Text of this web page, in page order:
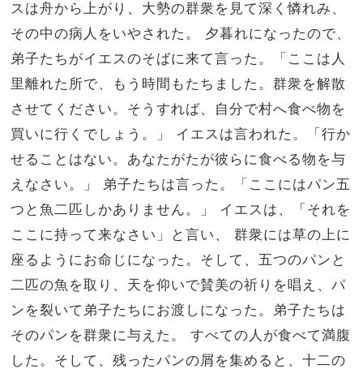
スは舟から上がり、大勢の群衆を見て深く憐れみ、
その中の病人をいやされた。
夕暮れになったので、
弟子たちがイエスのそばに来て言った。「ここは人
里離れた所で、もう時間もたちました。群衆を解散
させてください。そうすれば、自分で村へ食べ物を
買いに行くでしょう。」
イエスは言われた。「行か
せることはない。あなたがたが彼らに食べる物を与
えなさい。」
弟子たちは言った。「ここにはパン五
つと魚二匹しかありません。」
イエスは、「それを
ここに持って来なさい」と言い、
群衆には草の上に
座るようにお命じになった。そして、五つのパンと
二匹の魚を取り、天を仰いで賛美の祈りを唱え、パ
ンを裂いて弟子たちにお渡しになった。弟子たちは
そのパンを群衆に与えた。
すべての人が食べて満腹
した。そして、残ったパンの屑を集めると、十二の